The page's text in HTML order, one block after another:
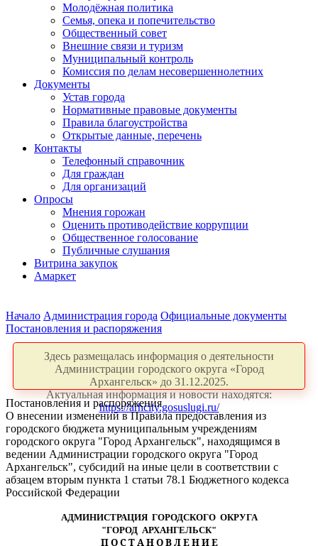
Молодёжная политика
Семья, опека и попечительство
Общественный совет
Внешние связи и туризм
Муниципальный контроль
Комиссия по делам несовершеннолетних
Документы
Устав города
Нормативные правовые документы
Правила благоустройства
Открытые данные, перечень
Контакты
Телефонный справочник
Для граждан
Для организаций
Опросы
Мнения горожан
Оценить противодействие коррупции
Общественное голосование
Публичные слушания
Витрина закупок
Амаркет
Начало Администрация города Официальные документы
Постановления и распоряжения
Здесь размещалась информация о деятельности
Администрации городского округа «Город
Архангельск» до 31.12.2025.
Актуальная информация и новости находятся:
https://arhcity.gosuslugi.ru/
Постановления и распоряжения
О внесении изменений в Правила предоставления из
городского бюджета муниципальным учреждениям
городского округа "Город Архангельск", находящимся в
ведении Администрации городского округа "Город
Архангельск", субсидий на иные цели в соответствии с
абзацем вторым пункта 1 статьи 78.1 Бюджетного кодекса
Российской Федерации
АДМИНИСТРАЦИЯ ГОРОДСКОГО ОКРУГА
"ГОРОД АРХАНГЕЛЬСК"
П О С Т А Н О В Л Е Н И Е